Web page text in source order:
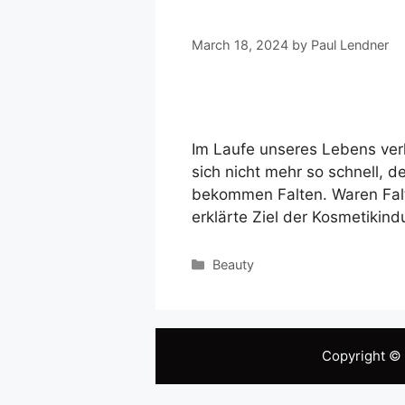
March 18, 2024 by Paul Lendner
Im Laufe unseres Lebens
sich nicht mehr so schnell,
bekommen Falten. Waren
erklärte Ziel der
Categories
Beauty
Copyright ©